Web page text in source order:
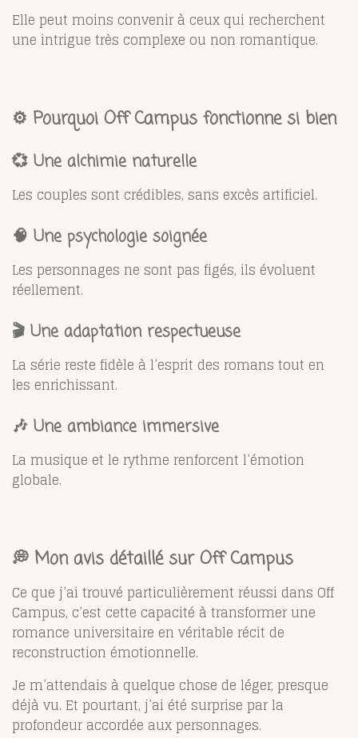
Elle peut moins convenir à ceux qui recherchent
une intrigue très complexe ou non romantique.
⚙️ Pourquoi Off Campus fonctionne si bien
💞 Une alchimie naturelle
Les couples sont crédibles, sans excès artificiel.
🧠 Une psychologie soignée
Les personnages ne sont pas figés, ils évoluent
réellement.
🎬 Une adaptation respectueuse
La série reste fidèle à l’esprit des romans tout en
les enrichissant.
🎶 Une ambiance immersive
La musique et le rythme renforcent l’émotion
globale.
💭 Mon avis détaillé sur Off Campus
Ce que j’ai trouvé particulièrement réussi dans Off
Campus, c’est cette capacité à transformer une
romance universitaire en véritable récit de
reconstruction émotionnelle.
Je m’attendais à quelque chose de léger, presque
déjà vu. Et pourtant, j’ai été surprise par la
profondeur accordée aux personnages.